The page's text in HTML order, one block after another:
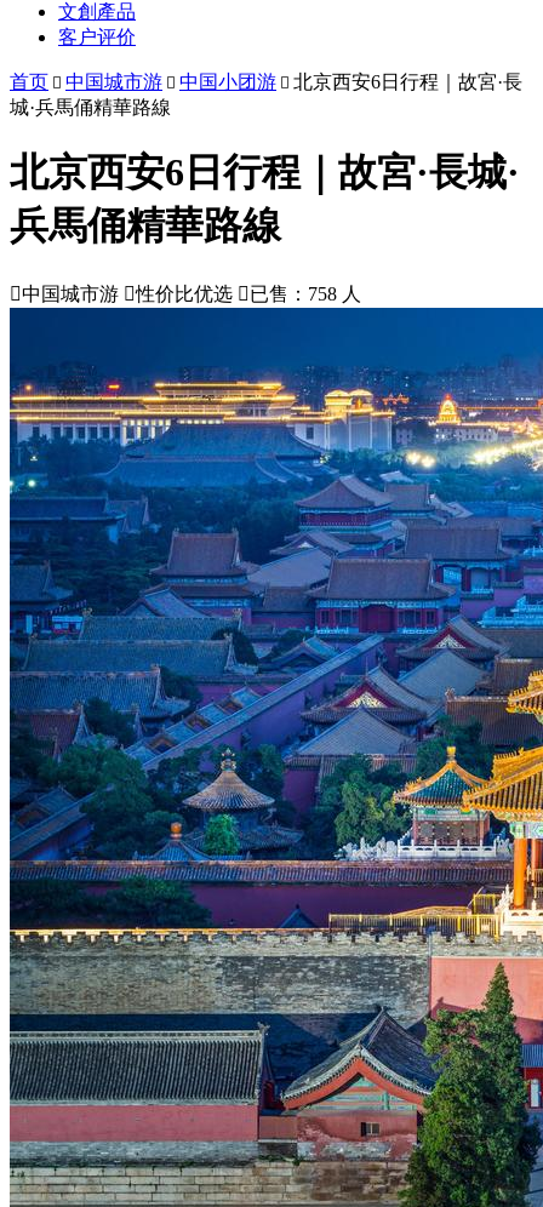
文創產品
客户评价
首页  中国城市游  中国小团游  北京西安6日行程｜故宮·長
城·兵馬俑精華路線
北京西安6日行程｜故宮·長城·
兵馬俑精華路線
中国城市游 性价比优选 已售：758 人